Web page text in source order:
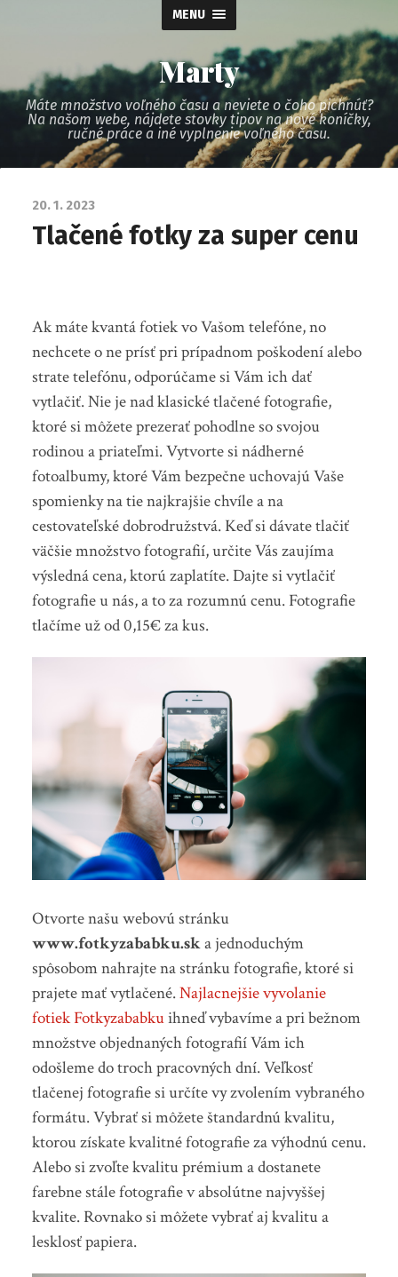
MENU
Marty
Máte množstvo voľného času a neviete o čoho pichnúť?
Na našom webe, nájdete stovky tipov na nové koníčky,
ručné práce a iné vyplnenie voľného času.
20. 1. 2023
Tlačené fotky za super cenu
Ak máte kvantá fotiek vo Vašom telefóne, no
nechcete o ne prísť pri prípadnom poškodení alebo
strate telefónu, odporúčame si Vám ich dať
vytlačiť. Nie je nad klasické tlačené fotografie,
ktoré si môžete prezerať pohodlne so svojou
rodinou a priateľmi. Vytvorte si nádherné
fotoalbumy, ktoré Vám bezpečne uchovajú Vaše
spomienky na tie najkrajšie chvíle a na
cestovateľské dobrodružstvá. Keď si dávate tlačiť
väčšie množstvo fotografií, určite Vás zaujíma
výsledná cena, ktorú zaplatíte. Dajte si vytlačiť
fotografie u nás, a to za rozumnú cenu. Fotografie
tlačíme už od 0,15€ za kus.
Otvorte našu webovú stránku
www.fotkyzababku.ska jednoduchým
spôsobom nahrajte na stránku fotografie, ktoré si
prajete mať vytlačené.Najlacnejšie vyvolanie
fotiek Fotkyzababkuihneď vybavíme a pri bežnom
množstve objednaných fotografií Vám ich
odošleme do troch pracovných dní. Veľkosť
tlačenej fotografie si určíte vy zvolením vybraného
formátu. Vybrať si môžete štandardnú kvalitu,
ktorou získate kvalitné fotografie za výhodnú cenu.
Alebo si zvoľte kvalitu prémium a dostanete
farebne stále fotografie v absolútne najvyššej
kvalite. Rovnako si môžete vybrať aj kvalitu a
lesklosť papiera.